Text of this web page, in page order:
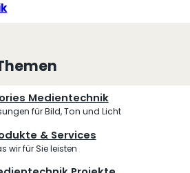
Medientechnik
für Bild, Ton und Licht
& Services
wir für Sie leisten